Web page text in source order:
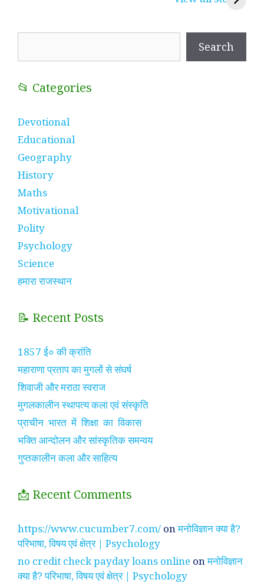
Search
📂 Categories
Devotional
Educational
Geography
History
Maths
Motivational
Polity
Psychology
Science
हमारा राजस्थान
📝 Recent Posts
1857 ई० की क्रांति
महाराणा प्रताप का मुगलों से संघर्ष
शिवाजी और मराठा स्वराज
मुगलकालीन स्थापत्य कला एवं संस्कृति
प्राचीन भारत में शिक्षा का विकास
भक्ति आन्दोलन और सांस्कृतिक समन्वय
गुप्तकालीन कला और साहित्य
📩 Recent Comments
https://www.cucumber7.com/ onमनोविज्ञान क्या है?
परिभाषा, विषय एवं क्षेत्र | Psychology
no credit check payday loans online onमनोविज्ञान
क्या है? परिभाषा, विषय एवं क्षेत्र | Psychology